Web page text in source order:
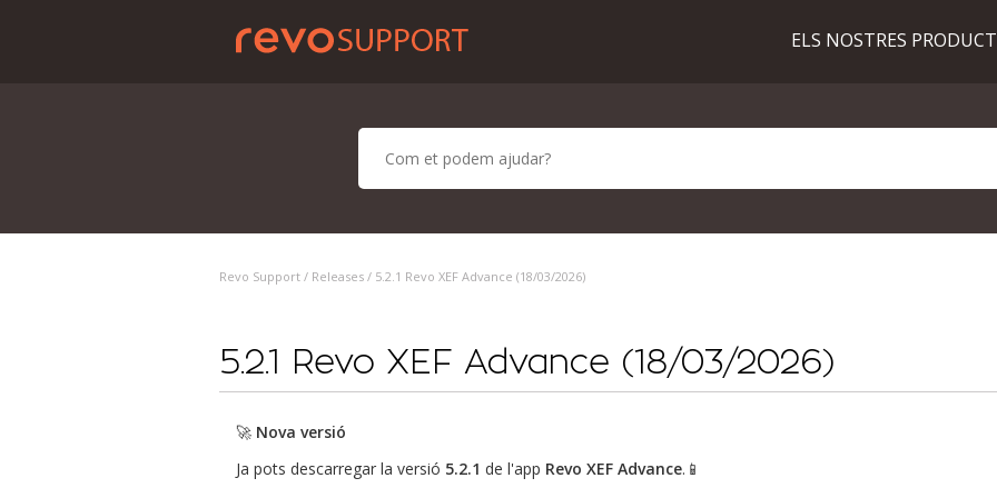
ELS NOSTRES
Revo Support / Releases / 5.2.1 Revo XEF Advance (18/03/2026)
5.2.1 Revo XEF Advance (18/03/2026)
🚀 Nova versió
Ja pots descarregar la versió 5.2.1 de l'app Revo XEF Advance.📱